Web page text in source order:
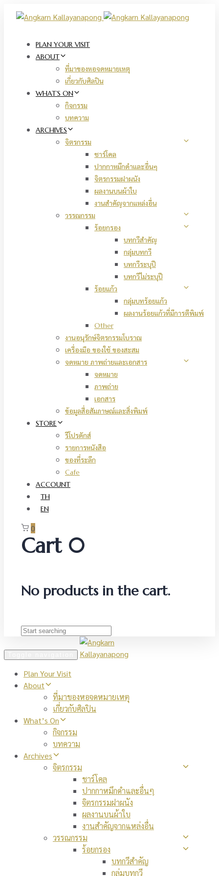
Skip
links
Skip
navigationPLAN YOUR VISIT
ABOUT
ที่มาของหอจดหมายเหตุ
เกี่ยวกับศิลปิน
WHAT’S ON
กิจกรรม
บทความ
ARCHIVES
จิตรกรรม
ชาร์โคล
ปากกาหมึกดำและอื่นๆ
จิตรกรรมฝาผนัง
ผลงานบนผ้าใบ
งานสำคัญจากแหล่งอื่น
วรรณกรรม
ร้อยกรอง
บทกวีสำคัญ
กลุ่มบทกวี
บทกวีระบุปี
บทกวีไม่ระบุปี
ร้อยแก้ว
กลุ่มบทร้อยแก้ว
ผลงานร้อยแก้วที่มีการตีพิมพ์
Other
งานอนุรักษ์จิตรกรรมโบราณ
เครื่องมือ ของใช้ ของสะสม
จดหมาย ภาพถ่ายและเอกสาร
จดหมาย
ภาพถ่าย
เอกสาร
ข้อมูลสื่อสัมภาษณ์และสิ่งพิมพ์
STORE
รีโปรดักส์
รายการหนังสือ
ของที่ระลึก
Cafe
ACCOUNT
TH
EN
0
Cart 0
No products in the cart.
Plan Your Visit
About
ที่มาของหอจดหมายเหตุ
เกี่ยวกับศิลปิน
What’s On
กิจกรรม
บทความ
Archives
จิตรกรรม
ชาร์โคล
ปากกาหมึกดำและอื่นๆ
จิตรกรรมฝาผนัง
ผลงานบนผ้าใบ
งานสำคัญจากแหล่งอื่น
วรรณกรรม
ร้อยกรอง
บทกวีสำคัญ
กลุ่มบทกวี